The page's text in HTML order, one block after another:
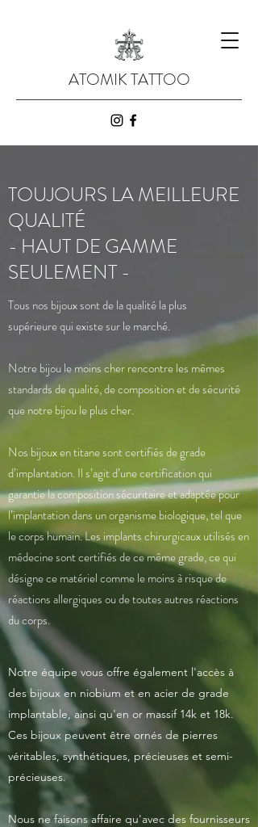
ATOMIK TATTOO
TOUJOURS LA MEILLEURE
QUALITÉ
- HAUT DE GAMME
SEULEMENT -
Tous nos bijoux sont de la qualité la plus
supérieure qui existe sur le marché.
Notre bijou le moins cher rencontre les mêmes
standards de qualité, de composition et de sécurité
que notre bijou le plus cher.
Nos bijoux en titane sont certifiés de grade
d’implantation. Il s’agit d’une certification qui
garantie la composition sécuritaire et adaptée pour
l’implantation dans un organisme biologique, tel que
le corps humain. Les implants chirurgicaux utilisés en
médecine sont certifiés de ce même grade, ce qui
désigne ce matériel comme le moins à risque de
réactions allergiques ou de toutes autres réactions
du corps.
Notre équipe vous offre également l'accès à
des bijoux en niobium et en acier de grade
implantable, ainsi qu'en or massif 14k et 18k.
Ces bijoux peuvent être ornés de pierres
véritables, synthétiques, précieuses et semi-
précieuses.
Nous ne faisons affaire qu'avec des fournisseurs